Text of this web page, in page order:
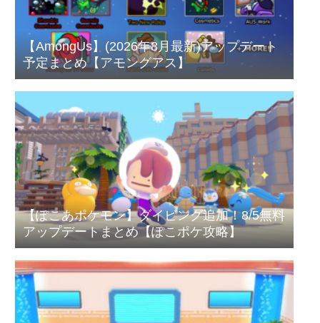
【AmongUs】(2026年8月最新)アップデート
予定まとめ【アモングアス】
【ぽこあポケモン】ダイビング追加！8/5無料
アップデートまとめ【ぽこポケ攻略】